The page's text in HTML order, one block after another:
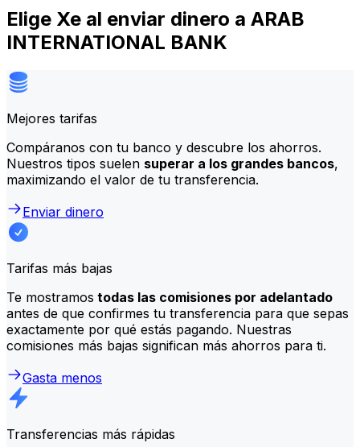
Elige Xe al enviar dinero a ARAB
INTERNATIONAL BANK
Mejores tarifas
Compáranos con tu banco y descubre los ahorros.
Nuestros tipos suelen superar a los grandes bancos,
maximizando el valor de tu transferencia.
Enviar dinero
Tarifas más bajas
Te mostramos todas las comisiones por adelantado
antes de que confirmes tu transferencia para que sepas
exactamente por qué estás pagando. Nuestras
comisiones más bajas significan más ahorros para ti.
Gasta menos
Transferencias más rápidas